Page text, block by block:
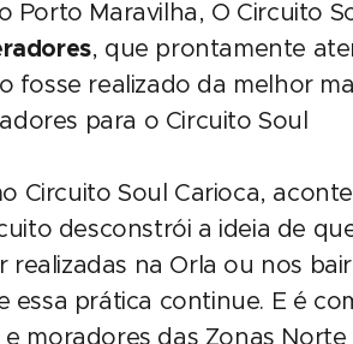
Porto Maravilha, O Circuito
, que prontamente
fosse realizado da melhor
Circuito Soul Carioca,
desconstrói a ideia de
realizadas na Orla ou nos
essa prática continue. E é
moradores das Zonas